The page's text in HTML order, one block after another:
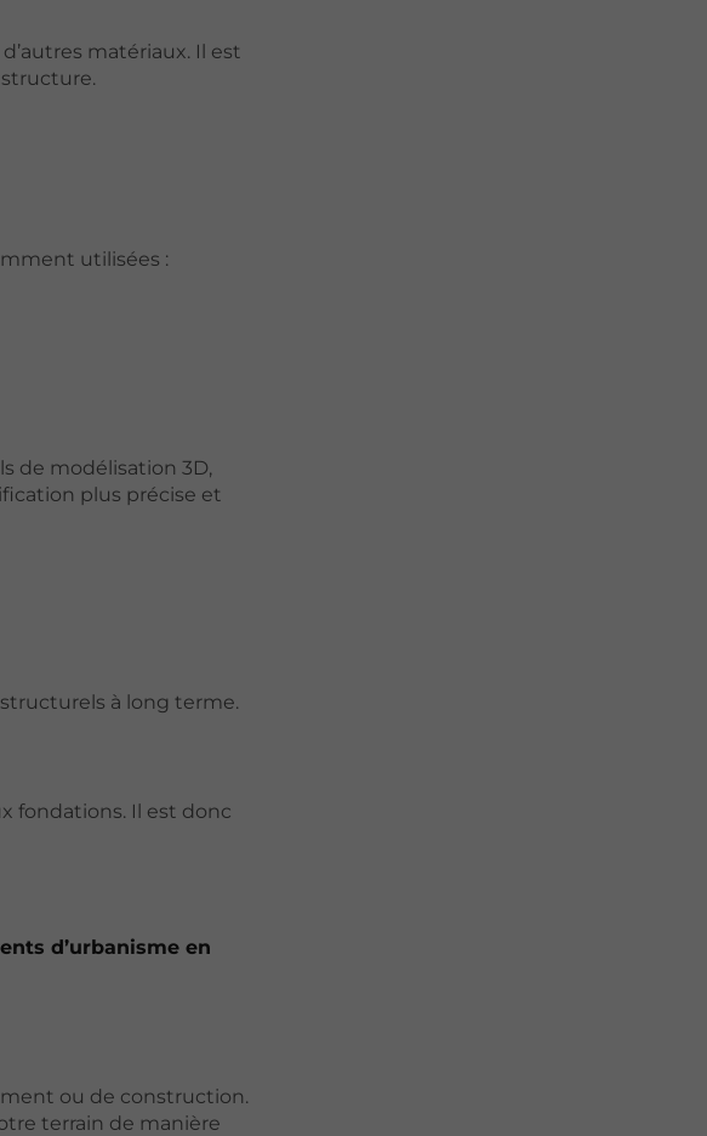
matériaux. Il est
utilisées :
de modélisation 3D,
plus précise et
à long terme.
fondations. Il est donc
d’urbanisme en
ou de construction.
terrain de manière